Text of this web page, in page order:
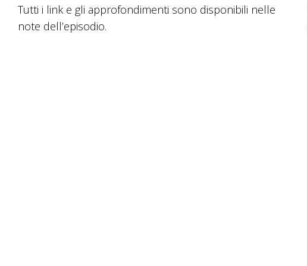
Tutti i link e gli approfondimenti sono disponibili nelle
note dell’episodio.